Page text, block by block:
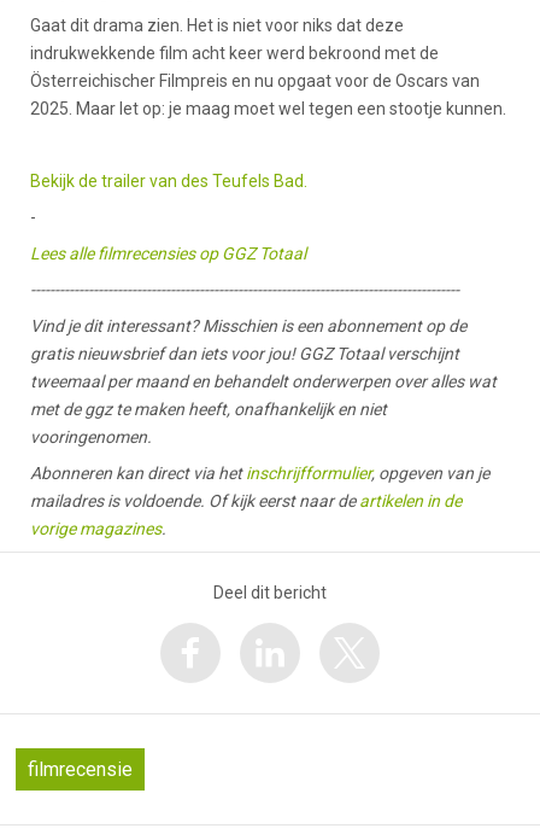
Gaat dit drama zien. Het is niet voor niks dat deze
indrukwekkende film acht keer werd bekroond met de
Österreichischer Filmpreis en nu opgaat voor de Oscars van
2025. Maar let op: je maag moet wel tegen een stootje kunnen.
Bekijk de trailer van des Teufels Bad.
-
Lees alle filmrecensies op GGZ Totaal
-----------------------------------------------------------------------------------------
Vind je dit interessant? Misschien is een abonnement op de
gratis nieuwsbrief dan iets voor jou! GGZ Totaal verschijnt
tweemaal per maand en behandelt onderwerpen over alles wat
met de ggz te maken heeft, onafhankelijk en niet
vooringenomen.
Abonneren kan direct via hetinschrijfformulier, opgeven van je
mailadres is voldoende. Of kijk eerst naar deartikelen in de
vorige magazines.
Deel dit bericht
filmrecensie